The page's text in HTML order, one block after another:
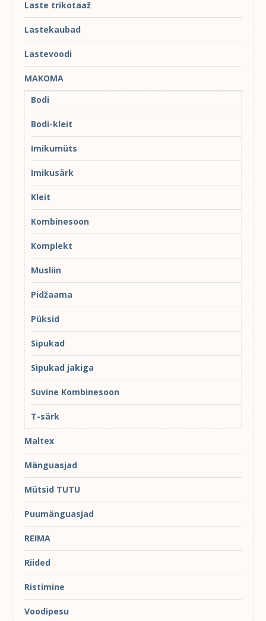
Laste trikotaaž
Lastekaubad
Lastevoodi
MAKOMA
Bodi
Bodi-kleit
Imikumüts
Imikusärk
Kleit
Kombinesoon
Komplekt
Musliin
Pidžaama
Püksid
Sipukad
Sipukad jakiga
Suvine Kombinesoon
T-särk
Maltex
Mänguasjad
Mütsid TUTU
Puumänguasjad
REIMA
Riided
Ristimine
Voodipesu